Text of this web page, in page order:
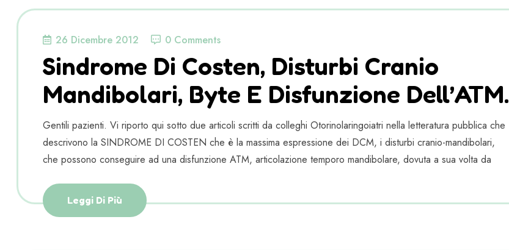
26 Dicembre 2012 0 Comments
Sindrome Di Costen, Disturbi Cranio
Mandibolari, Byte E Disfunzione Dell’ATM.
Gentili pazienti. Vi riporto qui sotto due articoli scritti da colleghi Otorinolaringoiatri nella letteratura pubblica che
descrivono la SINDROME DI COSTEN che è la massima espressione dei DCM, i disturbi cranio-mandibolari,
che possono conseguire ad una disfunzione ATM, articolazione temporo mandibolare, dovuta a sua volta da
Leggi Di Più